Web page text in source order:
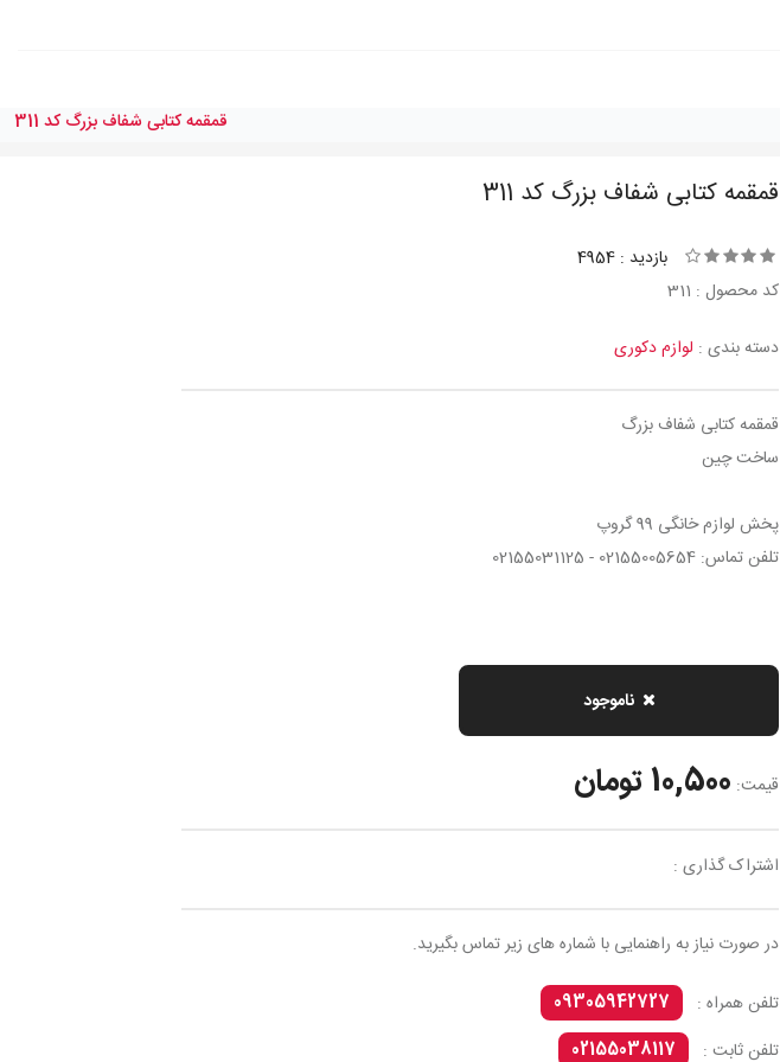
قمقمه كتابی شفاف بزرگ کد 311
قمقمه كتابی شفاف بزرگ کد 311
بازدید : 4954
کد محصول : 311
دسته بندی : لوازم دکوری
قمقمه كتابی شفاف بزرگ
ساخت چین
پخش لوازم خانگی 99 گروپ
تلفن تماس: 02155005654 - 02155031125
ناموجود
قیمت: 10,500 تومان
اشتراک گذاری :
در صورت نیاز به راهنمایی با شماره های زیر تماس بگیرید.
تلفن همراه :
09305942727
تلفن ثابت :
02155038117